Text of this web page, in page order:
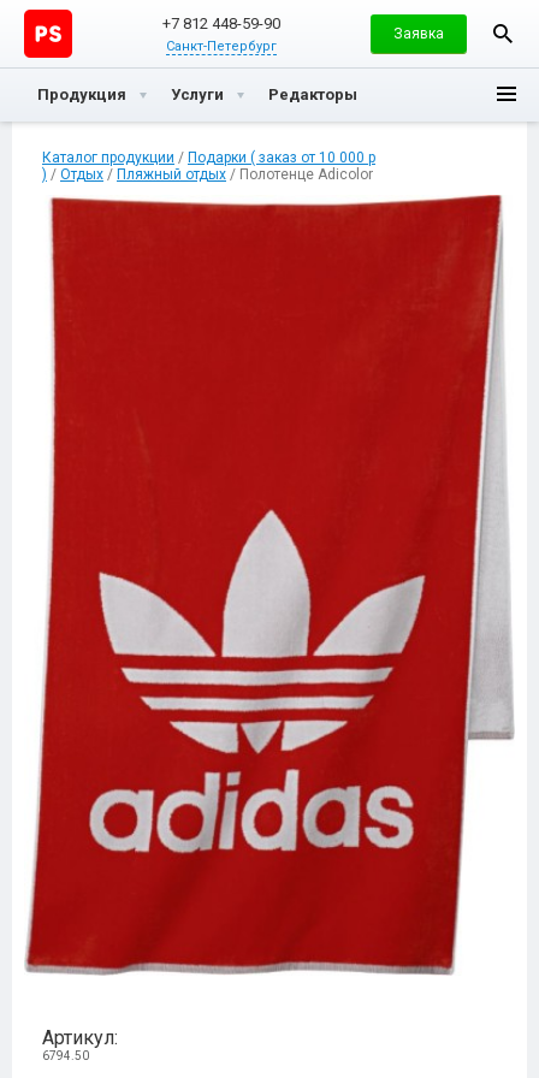
+7 812 448-59-90
Санкт-Петербург
Заявка
Продукция Услуги Редакторы
Каталог продукции / Подарки ( заказ от 10 000 р
) / Отдых / Пляжный отдых / Полотенце Adicolor
Артикул:
6794.50